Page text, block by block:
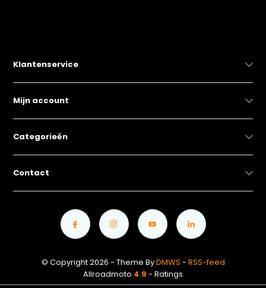
Klantenservice
Mijn account
Categorieën
Contact
© Copyright 2026 - Theme ByDMWS - RSS-feed
Allroadmoto 4.9 - Ratings